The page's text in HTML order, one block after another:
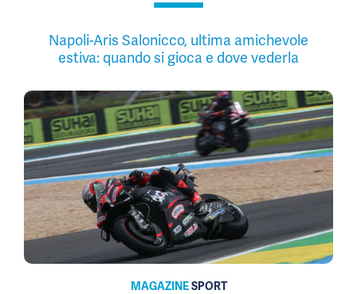
Napoli-Aris Salonicco, ultima amichevole
estiva: quando si gioca e dove vederla
MAGAZINESPORT